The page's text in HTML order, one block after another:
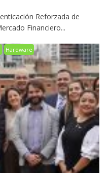
Reforzada de
Financiero...
Hardware